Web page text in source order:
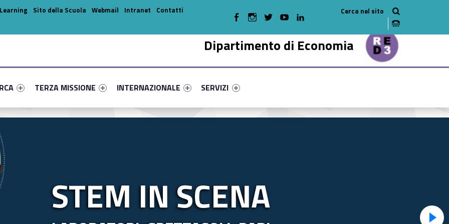
Dipartimento di Economia
primary-77693-14
#link-menu-primary-83613-31
Link identifier #link-menu-primary-62160-42
TERZA MISSIONE
Link identifier #link-menu-primary-87360-47
INTERNAZIONALE
Link identifier #link-menu-primary-93567-57
SERVIZI
Sito della Scuola Webmail Intranet
Contatti
WebMan on FacebookWebMan on Instagram
WebMan on TwitterWebMan on Youtube
STEM IN SCENA